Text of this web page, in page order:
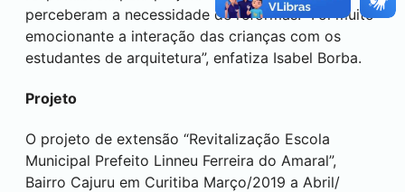
perceberam a necessidade de reformas. “Foi muito
emocionante a interação das crianças com os
estudantes de arquitetura”, enfatiza Isabel Borba.
Projeto
O projeto de extensão “Revitalização Escola
Municipal Prefeito Linneu Ferreira do Amaral”,
Bairro Cajuru em Curitiba Março/2019 a Abril/